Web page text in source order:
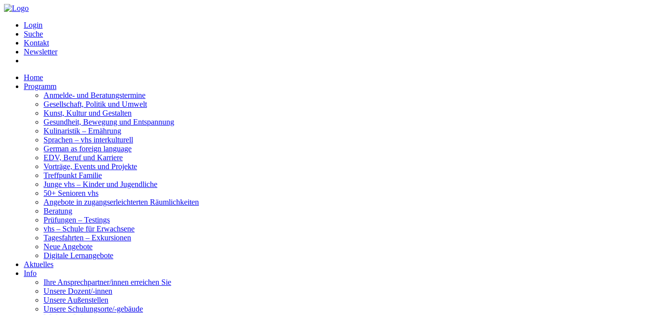
Login
Suche
Kontakt
Newsletter
Home
Programm
Anmelde- und Beratungstermine
Gesellschaft, Politik und Umwelt
Kunst, Kultur und Gestalten
Gesundheit, Bewegung und Entspannung
Kulinaristik – Ernährung
Sprachen – vhs interkulturell
German as foreign language
EDV, Beruf und Karriere
Vorträge, Events und Projekte
Treffpunkt Familie
Junge vhs – Kinder und Jugendliche
50+ Senioren vhs
Angebote in zugangserleichterten Räumlichkeiten
Beratung
Prüfungen – Testings
vhs – Schule für Erwachsene
Tagesfahrten – Exkursionen
Neue Angebote
Digitale Lernangebote
Aktuelles
Info
Ihre Ansprechpartner/innen erreichen Sie
Unsere Dozent/-innen
Unsere Außenstellen
Unsere Schulungsorte/-gebäude